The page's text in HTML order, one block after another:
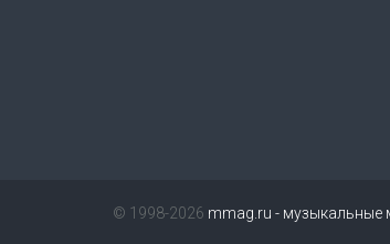
© 1998-2026 mmag.ru - музыкальные